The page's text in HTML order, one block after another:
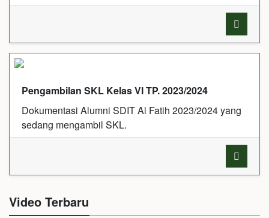
Pengambilan SKL Kelas VI TP. 2023/2024
Dokumentasi Alumni SDIT Al Fatih 2023/2024 yang
sedang mengambil SKL.
Video Terbaru